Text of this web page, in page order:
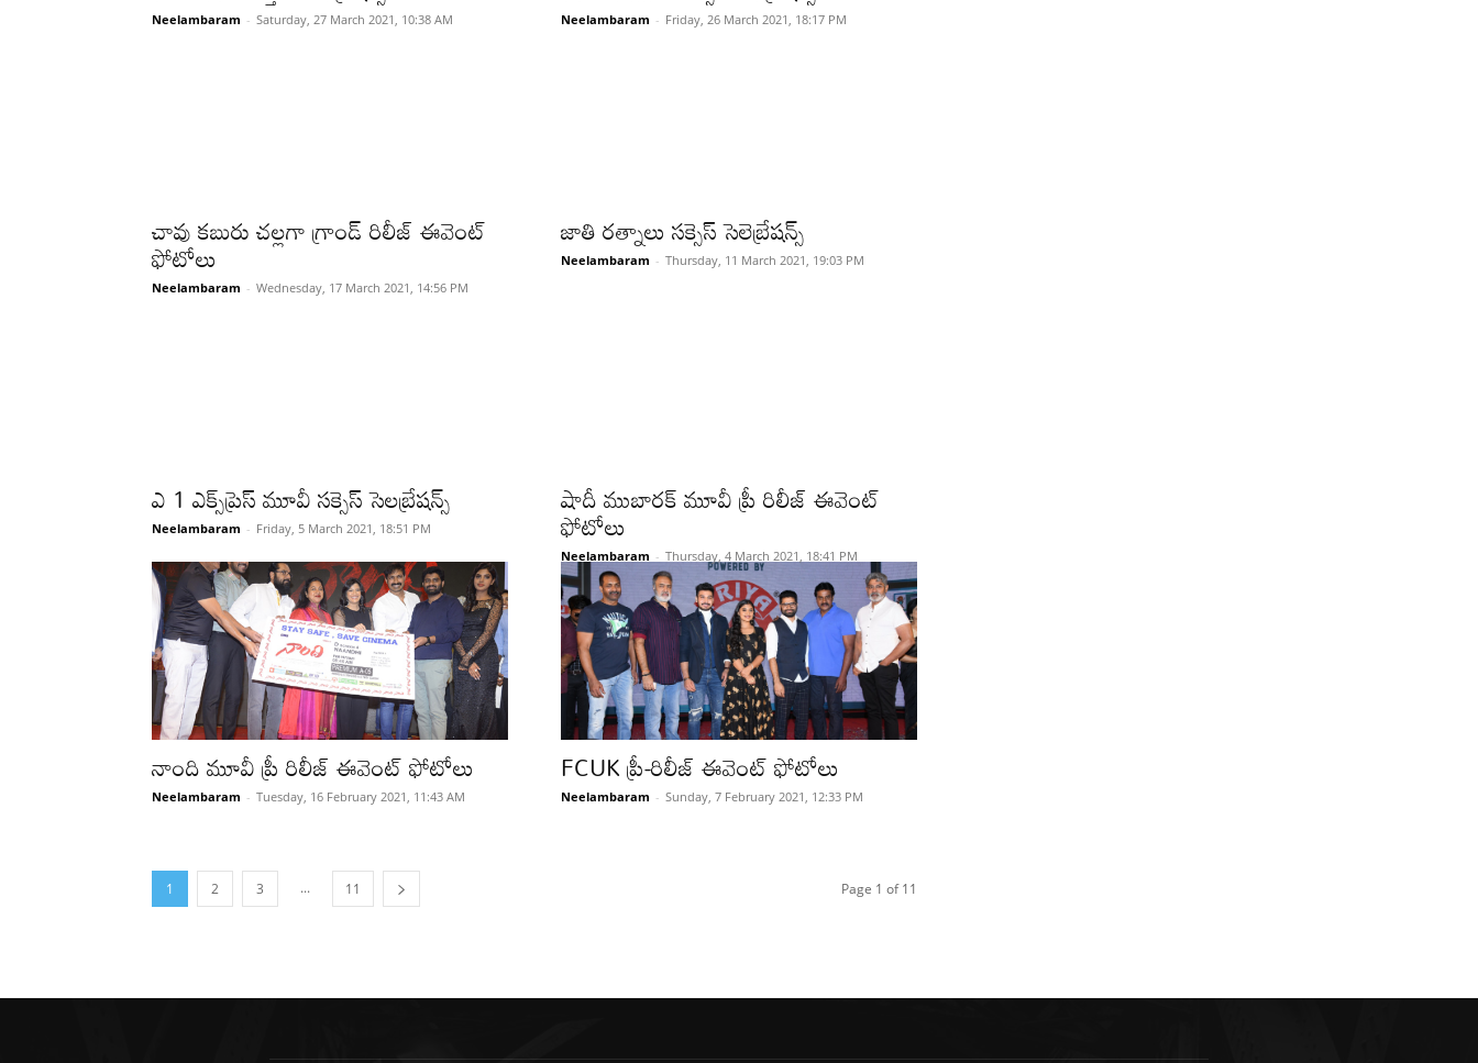
Neelambaram - Saturday, 27 March 2021, 10:38 AM Neelambaram - Friday, 26 March 2021, 18:17 PM
చావు కబురు చల్లగా గ్రాండ్ రిలీజ్ ఈవెంట్
ఫోటోలు
Neelambaram - Wednesday, 17 March 2021, 14:56 PM
జాతి రత్నాలు సక్సెస్ సెలెబ్రేషన్స్
Neelambaram - Thursday, 11 March 2021, 19:03 PM
ఎ 1 ఎక్స్‌ప్రెస్ మూవీ సక్సెస్ సెలబ్రేషన్స్
Neelambaram - Friday, 5 March 2021, 18:51 PM
షాదీ ముబారక్ మూవీ ప్రీ రిలీజ్ ఈవెంట్
ఫోటోలు
Neelambaram - Thursday, 4 March 2021, 18:41 PM
నాంది మూవీ ప్రీ రిలీజ్ ఈవెంట్ ఫోటోలు
Neelambaram - Tuesday, 16 February 2021, 11:43 AM
FCUK ప్రీ-రిలీజ్ ఈవెంట్ ఫోటోలు
Neelambaram - Sunday, 7 February 2021, 12:33 PM
1 2 3 ... 11 Page 1 of 11